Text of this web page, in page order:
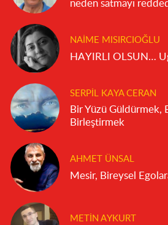
neden satmayı
NAIME MISIRCIOĞLU
SERPIL KAYA CERAN
Bir Yüzü Güldürmek,
Birleştirmek
AHMET ÜNSAL
Mesir, Bireysel
METIN AYKURT